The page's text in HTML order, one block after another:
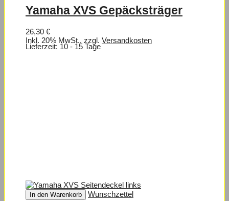
Yamaha XVS Gepäcksträger
26,30 €
Inkl. 20% MwSt., zzgl. Versandkosten
Lieferzeit: 10 - 15 Tage
In den Warenkorb Wunschzettel